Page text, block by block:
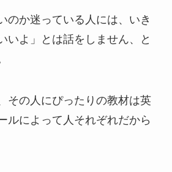
のか迷っている人には、いき
いよ」とは話をしません、と
その人にぴったりの教材は英
ルによって人それぞれだから